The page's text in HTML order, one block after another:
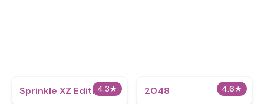
4.3★
Sprinkle XZ Edition 4.6★
2048